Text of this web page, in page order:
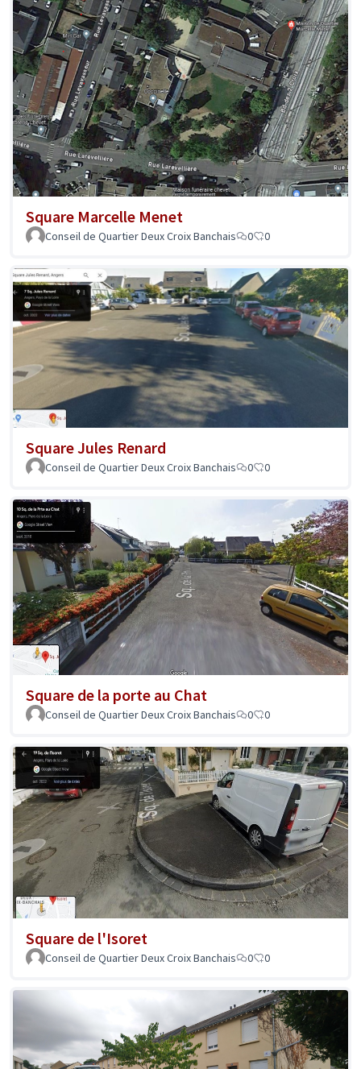
Square Marcelle Menet
Conseil de Quartier Deux Croix Banchais 0 0
Square Jules Renard
Conseil de Quartier Deux Croix Banchais 0 0
Square de la porte au Chat
Conseil de Quartier Deux Croix Banchais 0 0
Square de l'Isoret
Conseil de Quartier Deux Croix Banchais 0 0